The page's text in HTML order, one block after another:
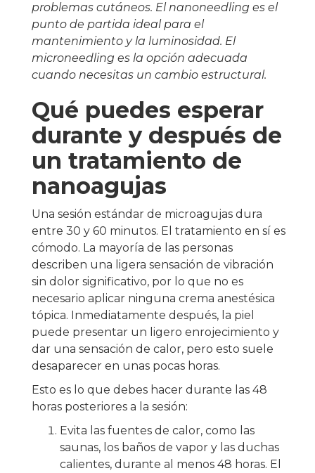
problemas cutáneos. El nanoneedling es el
punto de partida ideal para el
mantenimiento y la luminosidad. El
microneedling es la opción adecuada
cuando necesitas un cambio estructural.
Qué puedes esperar
durante y después de
un tratamiento de
nanoagujas
Una sesión estándar de microagujas dura
entre 30 y 60 minutos. El tratamiento en sí es
cómodo. La mayoría de las personas
describen una ligera sensación de vibración
sin dolor significativo, por lo que no es
necesario aplicar ninguna crema anestésica
tópica. Inmediatamente después, la piel
puede presentar un ligero enrojecimiento y
dar una sensación de calor, pero esto suele
desaparecer en unas pocas horas.
Esto es lo que debes hacer durante las 48
horas posteriores a la sesión:
Evita las fuentes de calor, como las
saunas, los baños de vapor y las duchas
calientes, durante al menos 48 horas. El